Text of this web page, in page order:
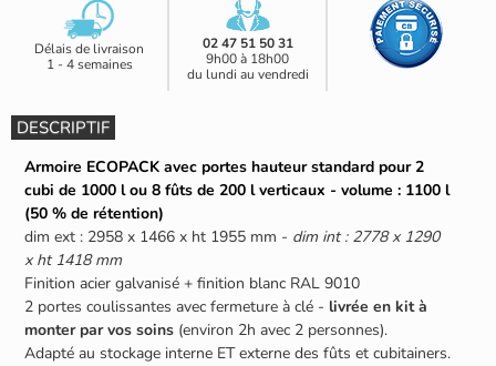
Délais de livraison
1 - 4 semaines
02 47 51 50 31
9h00 à 18h00
du lundi au vendredi
DESCRIPTIF
Armoire ECOPACK avec portes hauteur standard pour 2
cubi de 1000 l ou 8 fûts de 200 l verticaux - volume : 1100 l
(50 % de rétention)
dim ext : 2958 x 1466 x ht 1955 mm - dim int : 2778 x 1290
x ht 1418 mm
Finition acier galvanisé + finition blanc RAL 9010
2 portes coulissantes avec fermeture à clé - livrée en kit à
monter par vos soins (environ 2h avec 2 personnes).
Adapté au stockage interne ET externe des fûts et cubitainers.